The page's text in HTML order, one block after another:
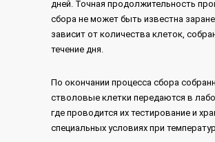
дней. Точная продолжительность
сбора не может быть известна
зависит от количества клеток,
течение дня.
По окончании процесса сбора
стволовые клетки передаются в
где проводится их тестирование и
специальных условиях при